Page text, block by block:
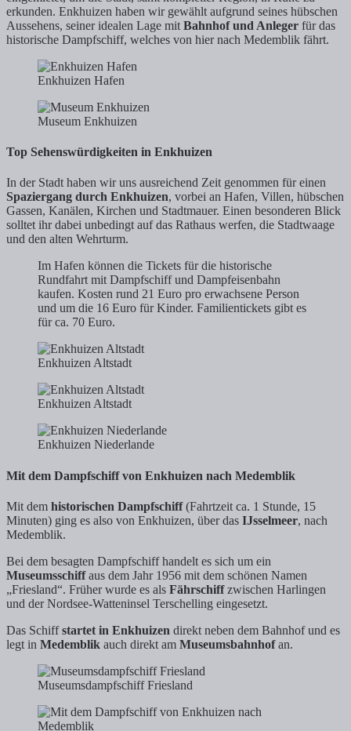
erkunden. Enkhuizen haben wir gewählt aufgrund seines hübschen
Aussehens, seiner idealen Lage mit Bahnhof und Anleger für das
historische Dampfschiff, welches von hier nach Medemblik fährt.
Enkhuizen Hafen
Museum Enkhuizen
Top Sehenswürdigkeiten in Enkhuizen
In der Stadt haben wir uns ausreichend Zeit genommen für einen
Spaziergang durch Enkhuizen, vorbei an Hafen, Villen, hübschen
Gassen, Kanälen, Kirchen und Stadtmauer. Einen besonderen Blick
solltet ihr dabei unbedingt auf das Rathaus werfen, die Stadtwaage
und den alten Wehrturm.
Im Hafen können die Tickets für die historische
Rundfahrt mit Dampfschiff und Dampfeisenbahn
kaufen. Kosten rund 21 Euro pro erwachsene Person
und um die 16 Euro für Kinder. Familientickets gibt es
für ca. 70 Euro.
Enkhuizen Altstadt
Enkhuizen Altstadt
Enkhuizen Niederlande
Mit dem Dampfschiff von Enkhuizen nach Medemblik
Mit dem historischen Dampfschiff(Fahrtzeit ca. 1 Stunde, 15
Minuten) ging es also von Enkhuizen, über das IJsselmeer, nach
Medemblik.
Bei dem besagten Dampfschiff handelt es sich um ein
Museumsschiffaus dem Jahr 1956 mit dem schönen Namen
„Friesland“. Früher wurde es als Fährschiffzwischen Harlingen
und der Nordsee-Watteninsel Terschelling eingesetzt.
Das Schiffstartet in Enkhuizen direkt neben dem Bahnhof und es
legt in Medemblik auch direkt am Museumsbahnhofan.
Museumsdampfschiff Friesland